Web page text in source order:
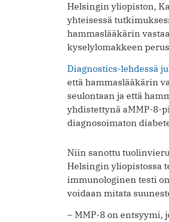
Helsingin yliopiston,
yhteisessä
hammaslääkärin
kyselylomakkeen
Diagnostics-lehdessä
että hammaslääkärin
seulontaan ja että
yhdistettynä aMMP-8-
diagnosoimaton
Niin sanottu
Helsingin yliopistossa
immunologinen testi
voidaan mitata
– MMP-8 on entsyymi,